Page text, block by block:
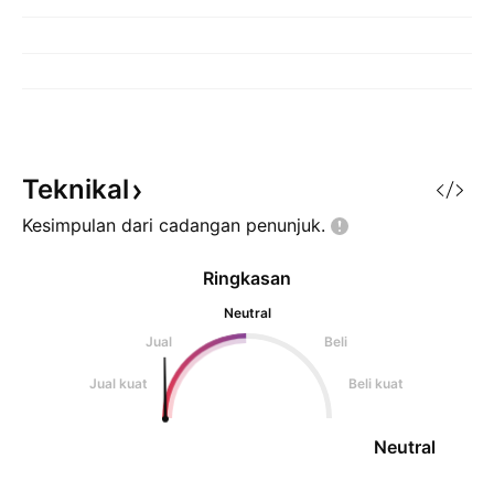
Teknikal
Kesimpulan dari cadangan penunjuk.
Ringkasan
Neutral
Jual
Beli
Jual kuat Beli kuat
Neutral